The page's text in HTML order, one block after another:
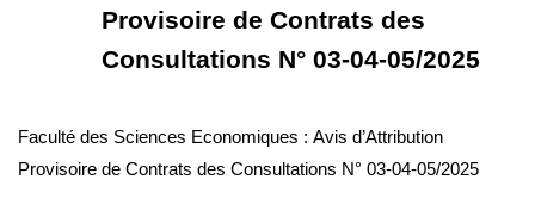
Provisoire de Contrats des
Consultations N° 03-04-05/2025
Faculté des Sciences Economiques : Avis d’Attribution
Provisoire de Contrats des Consultations N° 03-04-05/2025